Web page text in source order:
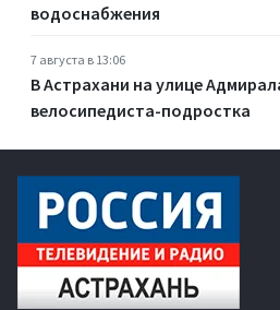
водоснабжения
7 августа в 13:06
В Астрахани на улице
велосипедиста-подростка